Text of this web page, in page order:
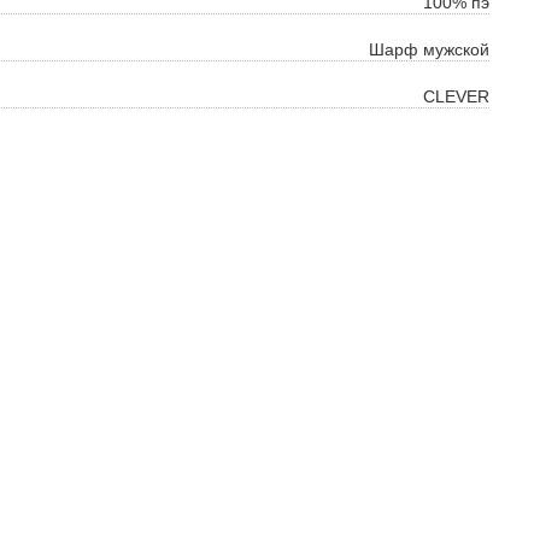
Шарф мужской
CLEVER